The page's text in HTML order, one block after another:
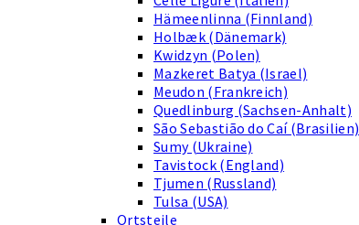
Hämeenlinna (Finnland)
Holbæk (Dänemark)
Kwidzyn (Polen)
Mazkeret Batya (Israel)
Meudon (Frankreich)
Quedlinburg (Sachsen-Anhalt)
São Sebastião do Caí (Brasilien)
Sumy (Ukraine)
Tavistock (England)
Tjumen (Russland)
Tulsa (USA)
Ortsteile